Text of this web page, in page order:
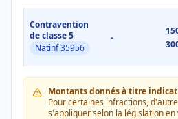
Contravention
de classe 5
Natinf 35956
-
Montants donnés à titre
Pour certaines infractions,
s'appliquer selon la législation en